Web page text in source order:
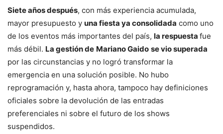
Siete años después, con más experiencia acumulada,
mayor presupuesto y una fiesta ya consolidada como uno
de los eventos más importantes del país, la respuesta fue
más débil. La gestión de Mariano Gaido se vio superada
por las circunstancias y no logró transformar la
emergencia en una solución posible. No hubo
reprogramación y, hasta ahora, tampoco hay definiciones
oficiales sobre la devolución de las entradas
preferenciales ni sobre el futuro de los shows
suspendidos.